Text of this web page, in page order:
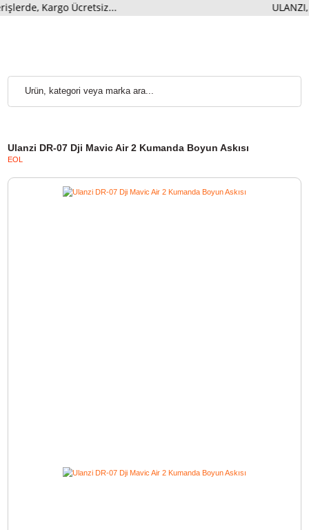
Ulanzi DR-07 Dji Mavic Air 2 Kumanda Boyun Askısı
EOL
Kargo Ücretsiz...